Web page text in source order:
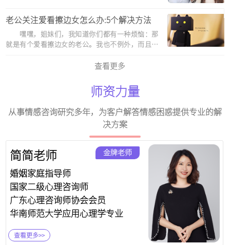
显。直到我遇到了张春芳情....
老公关注爱看擦边女怎么办:5个解决方法
嘿嘿，姐妹们，我知道你们都有一种烦恼：那
就是有个爱看擦边女的老公。我也不例外，而且我
我最近找到了5个解决方法，让我可以让自己感觉更
查看更多
师资力量
从事情感咨询研究多年，为客户解答情感困惑提供专业的解
决方案
简简老师 金牌老师
婚姻家庭指导师
国家二级心理咨询师
广东心理咨询师协会会员
华南师范大学应用心理学专业
查看更多>>